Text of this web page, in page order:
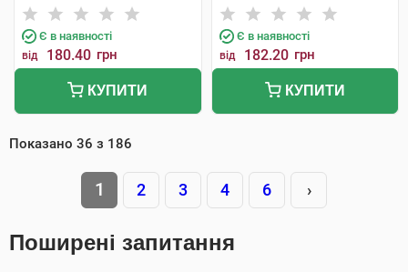
Є в наявності
від 180.40 грн
КУПИТИ
Є в наявності
від 182.20 грн
КУПИТИ
Показано 36 з 186
1 2 3 4 6 ›
Поширені запитання